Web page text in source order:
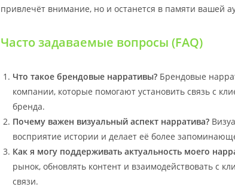
привлечёт внимание, но и останется в памяти вашей
Часто задаваемые вопросы (FAQ)
Что такое брендовые нарративы? Брендовые
компании, которые помогают установить связь с
бренда.
Почему важен визуальный аспект нарратива?
восприятие истории и делает её более
Как я могу поддерживать актуальность моего
рынок, обновлять контент и взаимодействовать с
связи.